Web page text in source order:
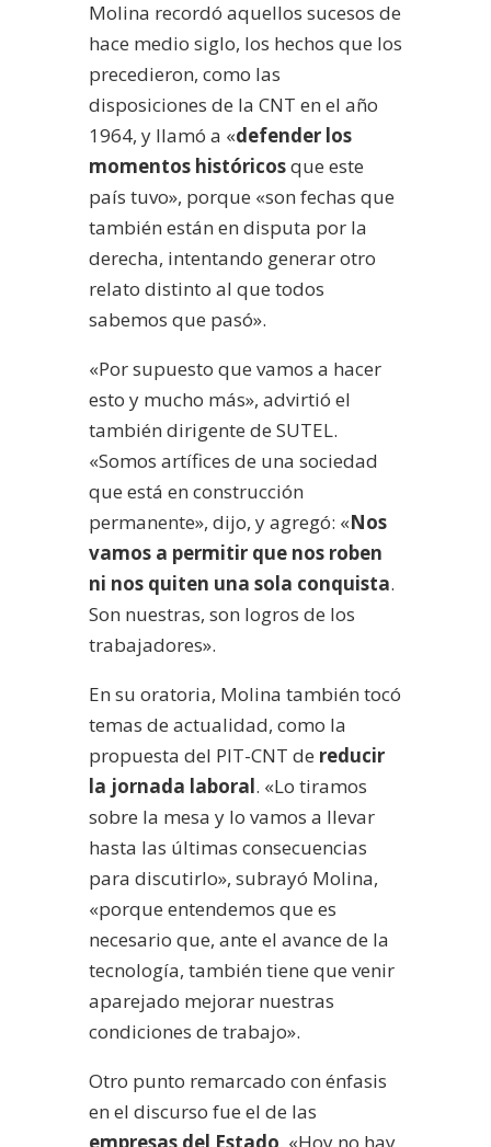
Molina recordó aquellos sucesos de
hace medio siglo, los hechos que los
precedieron, como las
disposiciones de la CNT en el año
1964, y llamó a «defender los
momentos históricosque este
país tuvo», porque «son fechas que
también están en disputa por la
derecha, intentando generar otro
relato distinto al que todos
sabemos que pasó».
«Por supuesto que vamos a hacer
esto y mucho más», advirtió el
también dirigente de SUTEL.
«Somos artífices de una sociedad
que está en construcción
permanente», dijo, y agregó: «Nos
vamos a permitir que nos roben
ni nos quiten una sola conquista.
Son nuestras, son logros de los
trabajadores».
En su oratoria, Molina también tocó
temas de actualidad, como la
propuesta del PIT-CNT de reducir
la jornada laboral. «Lo tiramos
sobre la mesa y lo vamos a llevar
hasta las últimas consecuencias
para discutirlo», subrayó Molina,
«porque entendemos que es
necesario que, ante el avance de la
tecnología, también tiene que venir
aparejado mejorar nuestras
condiciones de trabajo».
Otro punto remarcado con énfasis
en el discurso fue el de las